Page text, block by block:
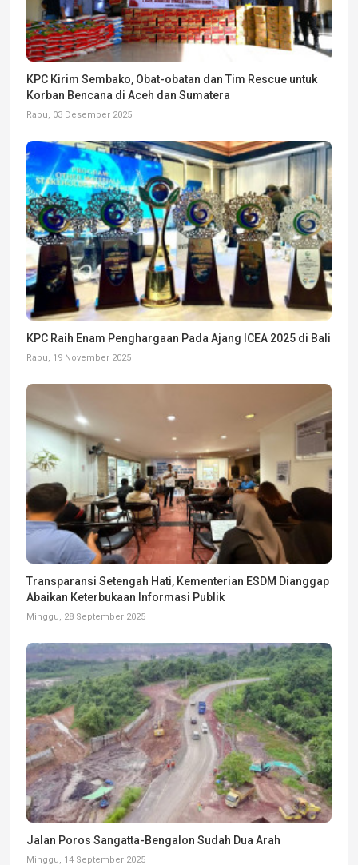
KPC Kirim Sembako, Obat-obatan dan Tim Rescue untuk
Korban Bencana di Aceh dan Sumatera
Rabu, 03 Desember 2025
KPC Raih Enam Penghargaan Pada Ajang ICEA 2025 di Bali
Rabu, 19 November 2025
Transparansi Setengah Hati, Kementerian ESDM Dianggap
Abaikan Keterbukaan Informasi Publik
Minggu, 28 September 2025
Jalan Poros Sangatta-Bengalon Sudah Dua Arah
Minggu, 14 September 2025